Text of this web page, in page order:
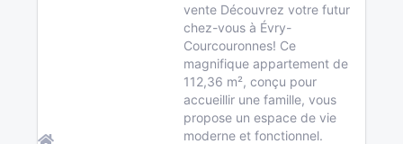
vente Découvrez votre futur
chez-vous à Évry-
Courcouronnes! Ce
magnifique appartement de
112,36 m², conçu pour
accueillir une famille, vous
propose un espace de vie
moderne et fonctionnel.